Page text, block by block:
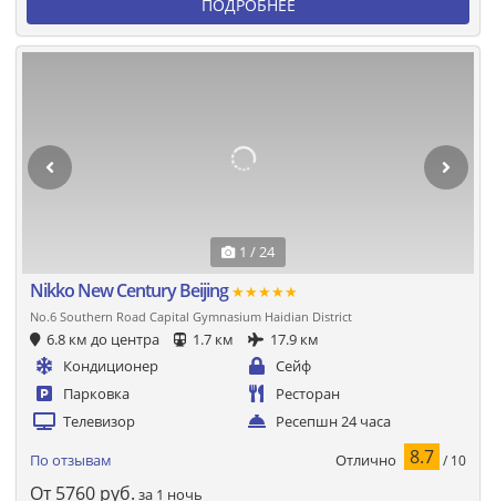
ПОДРОБНЕЕ
1 / 24
Nikko New Century Beijing★★★★★
No.6 Southern Road Capital Gymnasium Haidian District
6.8 км до центра 1.7 км
17.9 км
Кондиционер
Сейф
Парковка
Ресторан
Телевизор
Ресепшн 24 часа
По отзывам Отлично 8.7 / 10
От 5760 руб. за 1 ночь